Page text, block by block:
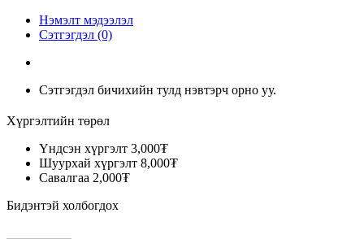
Нэмэлт мэдээлэл
Сэтгэгдэл (0)
Сэтгэгдэл бичихийн тулд нэвтэрч орно уу.
Хүргэлтийн төрөл
Үндсэн хүргэлт 3,000₮
Шуурхай хүргэлт 8,000₮
Савалгаа 2,000₮
Бидэнтэй холбогдох